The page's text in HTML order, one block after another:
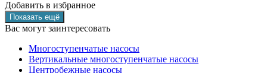
Добавить в избранное
Вас могут заинтересовать
Многоступенчатые насосы
Вертикальные многоступенчатые насосы
Центробежные насосы